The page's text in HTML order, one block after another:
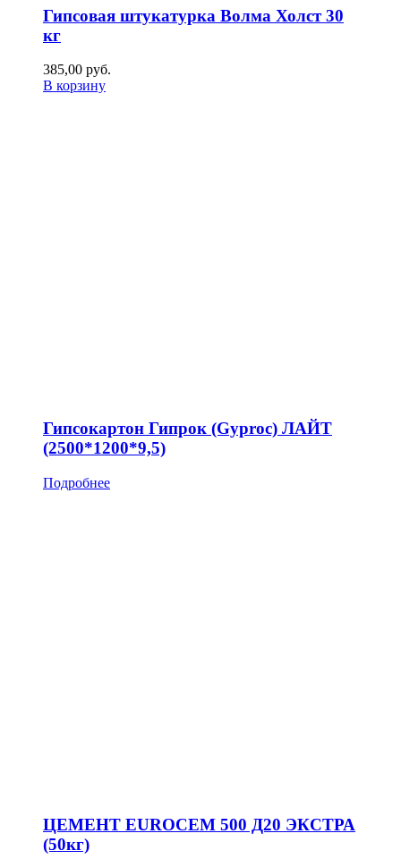
Гипсовая штукатурка Волма Холст 30
кг
385,00 руб.
В корзину
Гипсокартон Гипрок (Gyproc) ЛАЙТ
(2500*1200*9,5)
Подробнее
ЦЕМЕНТ EUROCEM 500 Д20 ЭКСТРА
(50кг)